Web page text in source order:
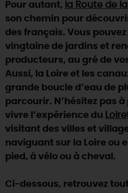
TOUT
Pour autant, la Route de
son chemin pour
des français. Vous
vingtaine de jardins et
producteurs, au gré de
Aussi, la Loire et les
grande boucle d’eau de
parcourir. N’hésitez pas
vivre l’expérience du
visitant des villes et
naviguant sur la Loire ou
pied, à vélo ou à cheval.
Ci-dessous, retrouvez